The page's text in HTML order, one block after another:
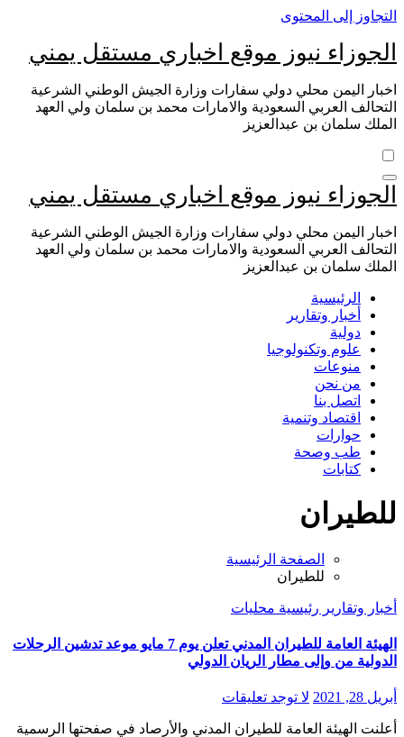
التجاوز إلى المحتوى
الجوزاء نيوز موقع اخباري مستقل يمني
اخبار اليمن محلي دولي سفارات وزارة الجيش الوطني الشرعية
التحالف العربي السعودية والامارات محمد بن سلمان ولي العهد
الملك سلمان بن عبدالعزيز
الجوزاء نيوز موقع اخباري مستقل يمني
اخبار اليمن محلي دولي سفارات وزارة الجيش الوطني الشرعية
التحالف العربي السعودية والامارات محمد بن سلمان ولي العهد
الملك سلمان بن عبدالعزيز
الرئيسية
أخبار وتقارير
دولية
علوم وتكنولوجيا
منوعات
من نحن
اتصل بنا
اقتصاد وتنمية
حوارات
طب وصحة
كتابات
للطيران
الصفحة الرئيسية
للطيران
أخبار وتقارير رئيسية محليات
الهيئة العامة للطيران المدني تعلن يوم 7 مايو موعد تدشين الرحلات
الدولية من وإلى مطار الريان الدولي
أبريل 28, 2021 لا توجد تعليقات